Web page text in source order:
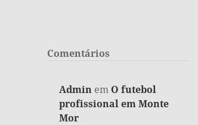
Comentários
Admin em O futebol
profissional em Monte
Mor